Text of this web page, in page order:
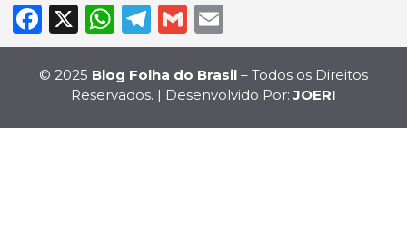
Facebook
X WhatsApp
Telegram
Gmail
© 2025 Blog Folha do Brasil – Todos os Direitos
Reservados. | Desenvolvido Por:JOERI